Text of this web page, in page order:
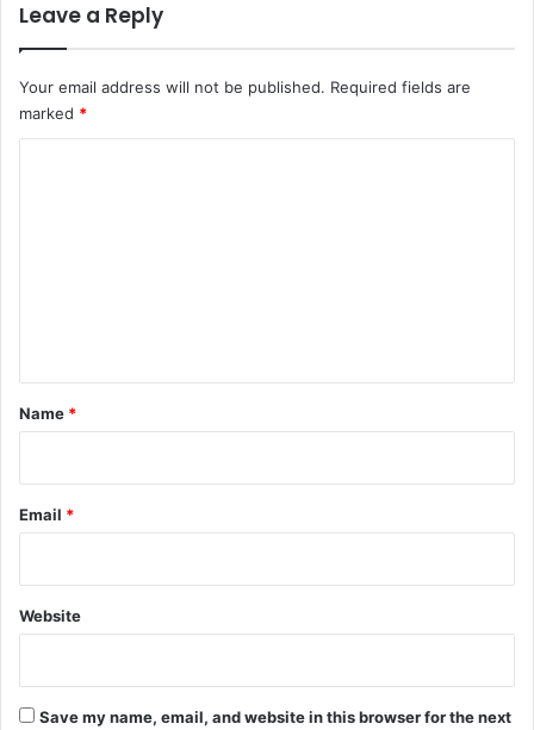
Leave a Reply
Your email address will not be published. Required fields are
marked *
*
Name *
Email *
Website
Save my name, email, and website in this browser for the next